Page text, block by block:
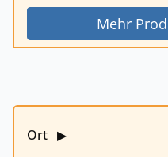
Mehr
Ort ▶